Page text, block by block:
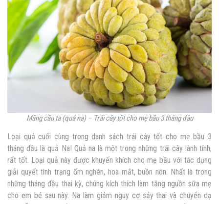
Mãng cầu ta (quả na) – Trái cây tốt cho mẹ bầu 3 tháng đầu
Loại quả cuối cùng trong danh sách trái cây tốt cho mẹ bầu 3
tháng đầu là quả Na! Quả na là một trong những trái cây lành tính,
rất tốt. Loại quả này được khuyến khích cho mẹ bầu với tác dụng
giải quyết tình trạng ốm nghén, hoa mắt, buồn nôn. Nhất là trong
những tháng đầu thai kỳ, chúng kích thích làm tăng nguồn sữa mẹ
cho em bé sau này. Na làm giảm nguy cơ sảy thai và chuyển dạ